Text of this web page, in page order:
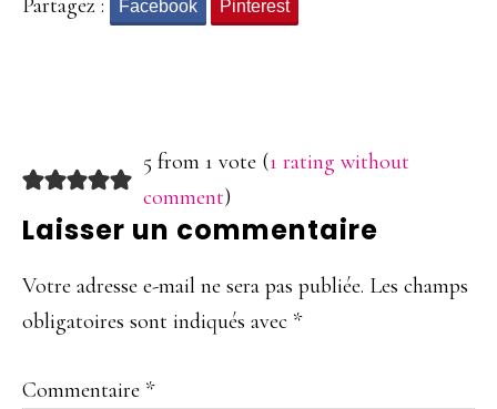
Partagez : Facebook Pinterest
Interactions
du
lecteur
5 from 1 vote (1 rating without
comment)
Laisser un commentaire
Votre adresse e-mail ne sera pas publiée. Les champs
obligatoires sont indiqués avec *
Commentaire *